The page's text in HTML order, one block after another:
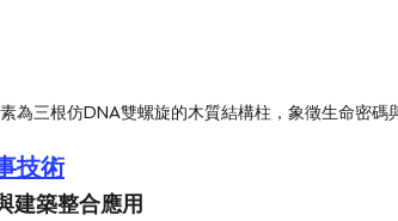
為三根仿DNA雙螺旋的木質結構柱，象徵生命密碼
技術
建築整合應用